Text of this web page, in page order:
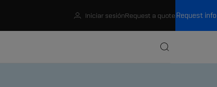
Iniciar sesiónRequest a quote Request info